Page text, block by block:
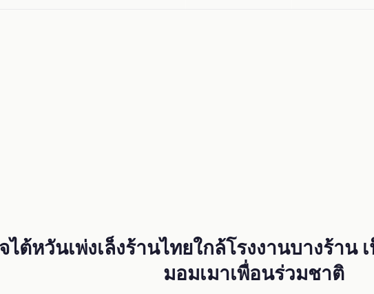
ไต้หวันเพ่งเล็งร้านไทยใกล้โรงงานบางร้าน
มอมเมาเพื่อนร่วมชาติ